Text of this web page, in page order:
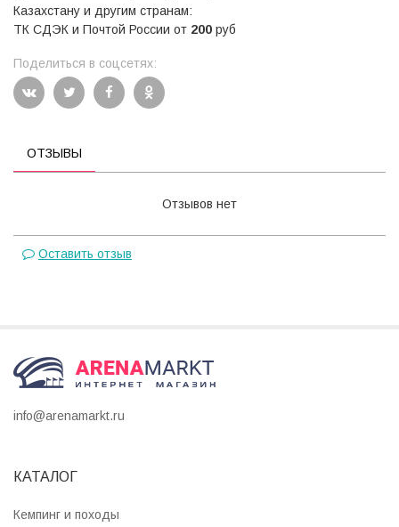
Казахстану и другим странам:
ТК СДЭК и Почтой России от 200 руб
Поделиться в соцсетях:
ОТЗЫВЫ
Отзывов нет
Оставить отзыв
info@arenamarkt.ru
КАТАЛОГ
Кемпинг и походы